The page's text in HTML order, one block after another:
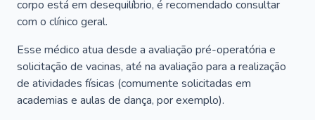
corpo está em desequilíbrio, é recomendado consultar
com o clínico geral.
Esse médico atua desde a avaliação pré-operatória e
solicitação de vacinas, até na avaliação para a realização
de atividades físicas (comumente solicitadas em
academias e aulas de dança, por exemplo).